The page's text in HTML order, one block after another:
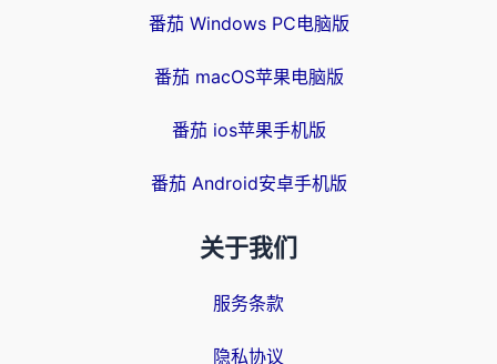
番茄 Windows PC电脑版
番茄 macOS苹果电脑版
番茄 ios苹果手机版
番茄 Android安卓手机版
关于我们
服务条款
隐私协议